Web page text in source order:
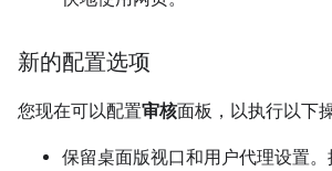
新的配置选项
您现在可以配置审核面板，以执行以下
保留桌面版视口和用户代理设置